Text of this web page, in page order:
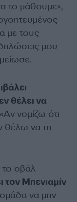
το μάθουμε»,
με τους
μου
θέλει να
«Αν νομίζω ότι
θέλω να τη
οβάλ
τον Μπενιαμίν
να μην